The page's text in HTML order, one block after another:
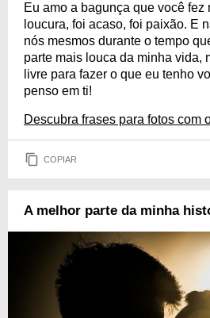
Eu amo a bagunça que você fez
loucura, foi acaso, foi paixão. E
nós mesmos durante o tempo
parte mais louca da minha vida,
livre para fazer o que eu tenho
penso em ti!
Descubra frases para fotos com
COPIAR
A melhor parte da minha